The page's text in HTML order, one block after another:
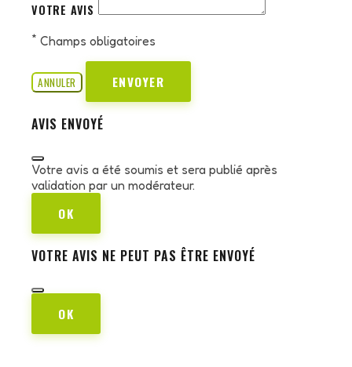
VOTRE AVIS
* Champs obligatoires
ANNULER ENVOYER
AVIS ENVOYÉ
Votre avis a été soumis et sera publié après
validation par un modérateur.
OK
VOTRE AVIS NE PEUT PAS ÊTRE ENVOYÉ
OK